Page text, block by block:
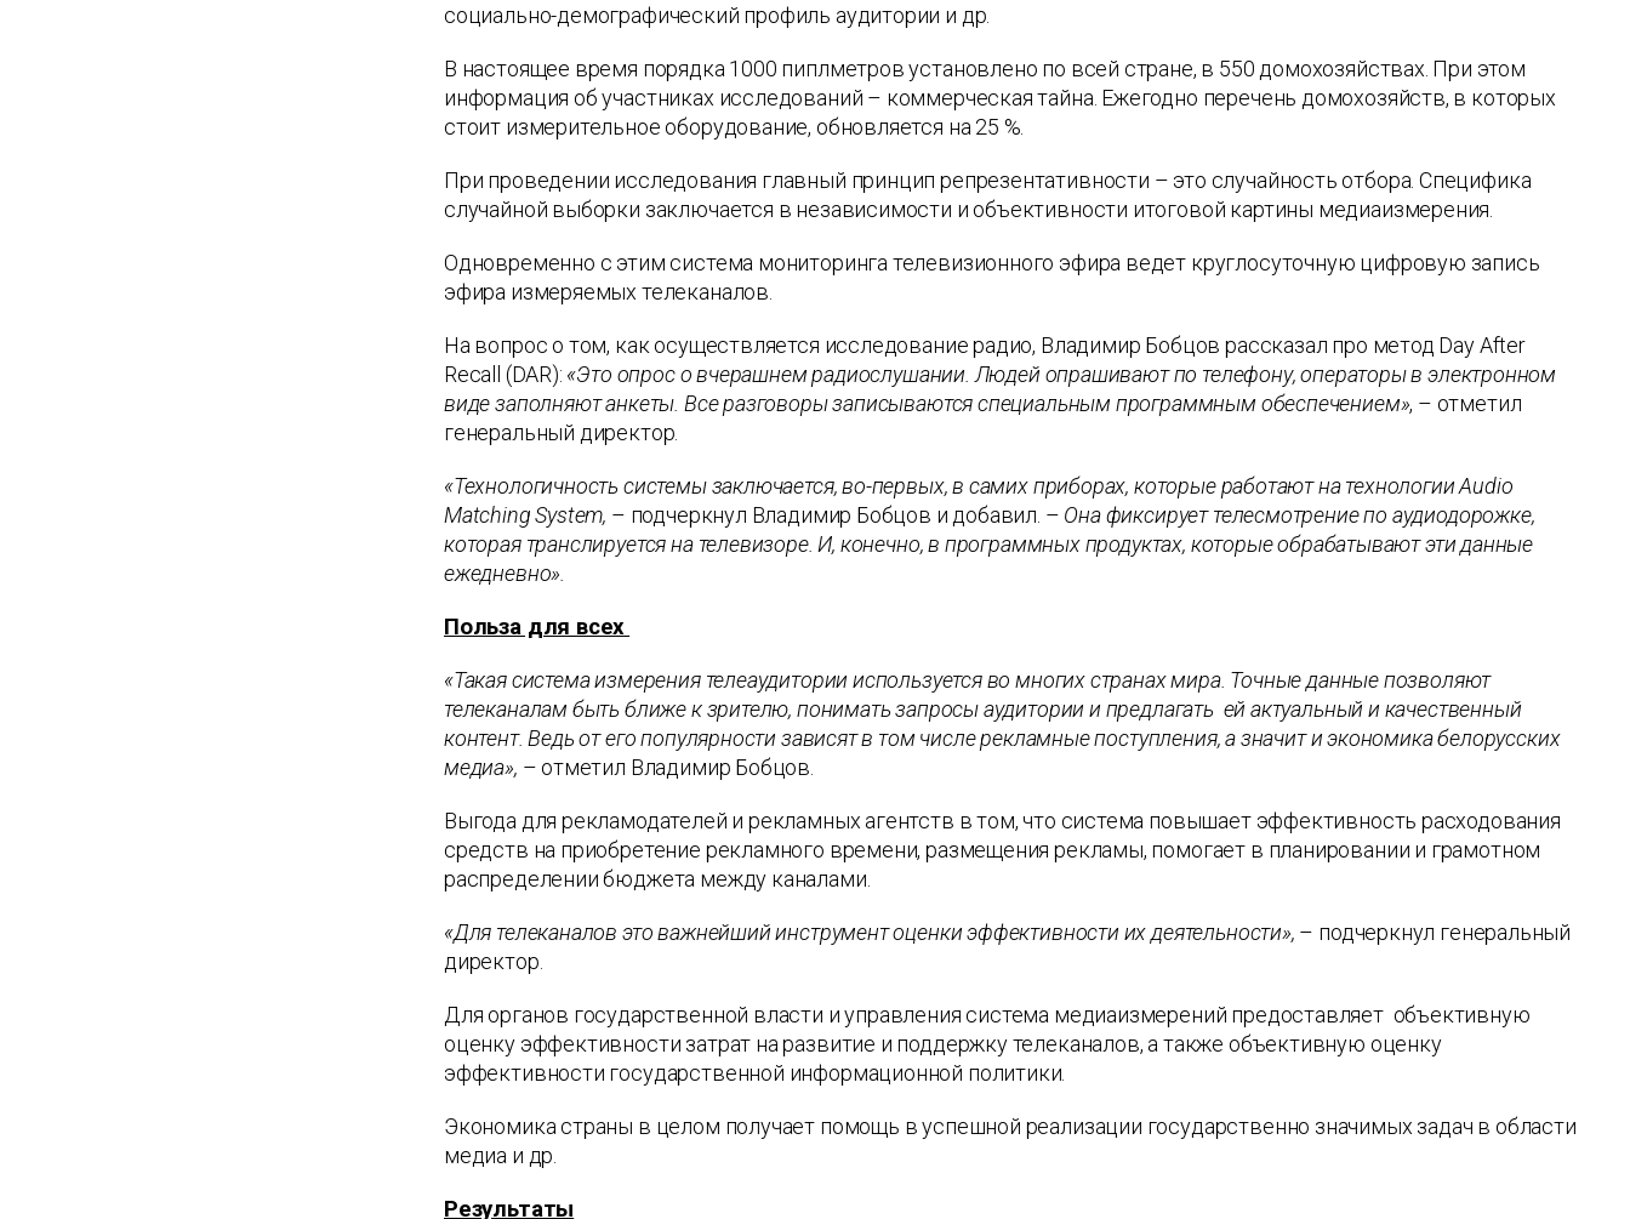
социально-демографический профиль аудитории и др.
В настоящее время порядка 1000 пиплметров установлено по всей стране, в 550 домохозяйствах. При этом
информация об участниках исследований – коммерческая тайна. Ежегодно перечень домохозяйств, в которых
стоит измерительное оборудование, обновляется на 25 %.
При проведении исследования главный принцип репрезентативности – это случайность отбора. Специфика
случайной выборки заключается в независимости и объективности итоговой картины медиаизмерения.
Одновременно с этим система мониторинга телевизионного эфира ведет круглосуточную цифровую запись
эфира измеряемых телеканалов.
На вопрос о том, как осуществляется исследование радио, Владимир Бобцов рассказал про метод Day After
Recall (DAR): «Это опрос о вчерашнем радиослушании. Людей опрашивают по телефону, операторы в электронном
виде заполняют анкеты. Все разговоры записываются специальным программным обеспечением», – отметил
генеральный директор.
«Технологичность системы заключается, во-первых, в самих приборах, которые работают на технологии Audio
Matching System, – подчеркнул Владимир Бобцов и добавил. – Она фиксирует телесмотрение по аудиодорожке,
которая транслируется на телевизоре. И, конечно, в программных продуктах, которые обрабатывают эти данные
ежедневно».
Польза для всех
«Такая система измерения телеаудитории используется во многих странах мира. Точные данные позволяют
телеканалам быть ближе к зрителю, понимать запросы аудитории и предлагать ей актуальный и качественный
контент. Ведь от его популярности зависят в том числе рекламные поступления, а значит и экономика белорусских
медиа», – отметил Владимир Бобцов.
Выгода для рекламодателей и рекламных агентств в том, что система повышает эффективность расходования
средств на приобретение рекламного времени, размещения рекламы, помогает в планировании и грамотном
распределении бюджета между каналами.
«Для телеканалов это важнейший инструмент оценки эффективности их деятельности», – подчеркнул генеральный
директор.
Для органов государственной власти и управления система медиаизмерений предоставляет объективную
оценку эффективности затрат на развитие и поддержку телеканалов, а также объективную оценку
эффективности государственной информационной политики.
Экономика страны в целом получает помощь в успешной реализации государственно значимых задач в области
медиа и др.
Результаты